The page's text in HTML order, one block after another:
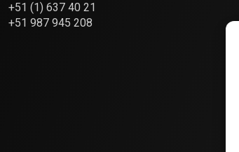
+51 (1) 637 40 21
+51 987 945 208